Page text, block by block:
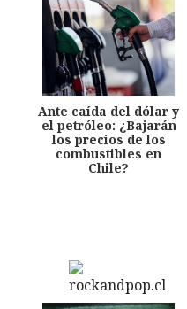
Ante caída del dólar y
el petróleo: ¿Bajarán
los precios de los
combustibles en
Chile?